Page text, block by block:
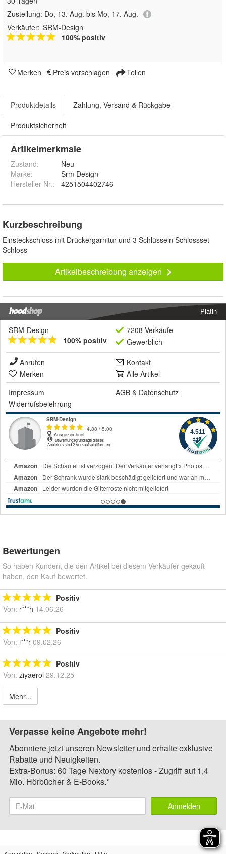
Zustellung: Do, 13. Aug. bis Mo, 17. Aug.
Verkäufer: SRM-Design
100% positiv
Merken Preis vorschlagen Teilen
Produktdetails Zahlung, Versand & Rückgabe
Produktsicherheit
Artikelmerkmale
Zustand:
Neu
Marke:
Srm Design
Hersteller Nr.:
4251504402746
Kurzbeschreibung
Einsteckschloss mit Drückergarnitur und 3 Schlüsseln Schlossset
Schloss
Artikelbeschreibung anzeigen
Platin
SRM-Design
100% positiv
7208 Verkäufe
Gewerblich
Anrufen
Kontakt
Merken
Alle Artikel
Impressum
AGB & Datenschutz
Widerrufsbelehrung
Bewertungen
So haben Kunden, die den Artikel bei diesem Verkäufer gekauft
haben, den Kauf bewertet.
Positiv
Von: r***h 14.06.26
Positiv
Von: i***r 09.02.26
Positiv
Von: ziyaerol 29.12.25
Mehr...
Verpasse keine Angebote mehr!
Abonniere jetzt unseren Newsletter und erhalte exklusive
Rabatte und Neuigkeiten.
Extra-Bonus: 60 Tage Nextory kostenlos - Zugriff auf 1,4
Mio. Hörbücher & E-Books.*
Anmelden